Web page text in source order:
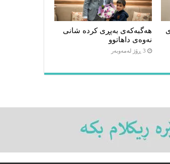
هەگبەکەی بەپڕی کردە شانی
نەوەی داهاتوو
3 ڕۆژ لەمەوبەر